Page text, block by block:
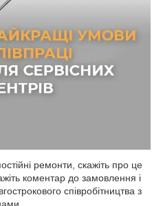
ремонти, скажіть про це
коментар до замовлення і
співробітництва з